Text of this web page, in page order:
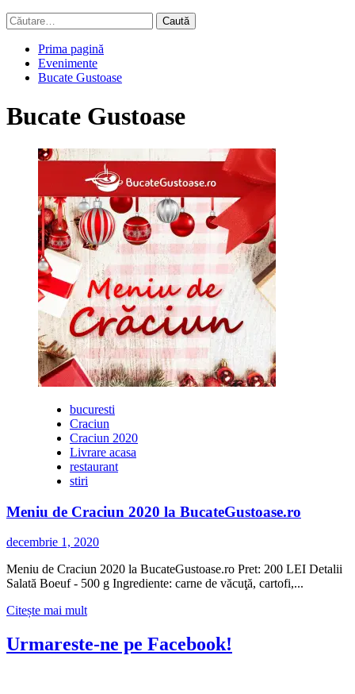
Caută
după:
Prima pagină
Evenimente
Bucate Gustoase
Bucate Gustoase
bucuresti
Craciun
Craciun 2020
Livrare acasa
restaurant
stiri
Meniu de Craciun 2020 la BucateGustoase.ro
decembrie 1, 2020
Meniu de Craciun 2020 la BucateGustoase.ro Pret: 200 LEI Detalii
Salată Boeuf - 500 g Ingrediente: carne de văcuţă, cartofi,...
Citește mai multCitește
despre
Urmareste-ne pe Facebook!